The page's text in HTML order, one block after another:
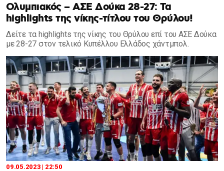
Ολυμπιακός – ΑΣΕ Δούκα 28-27: Τα
highlights της νίκης-τίτλου του Θρύλου!
Δείτε τα highlights της νίκης του Θρύλου επί του ΑΣΕ Δούκα
με 28-27 στον τελικό Κυπέλλου Ελλάδος χάντμπολ.
09.05.2023 | 22:50